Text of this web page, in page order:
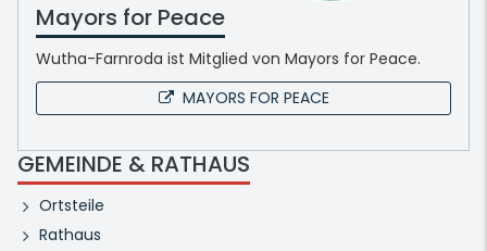
Mayors for Peace
Wutha-Farnroda ist Mitglied von Mayors for Peace.
MAYORS FOR PEACE
GEMEINDE & RATHAUS
Ortsteile
Rathaus